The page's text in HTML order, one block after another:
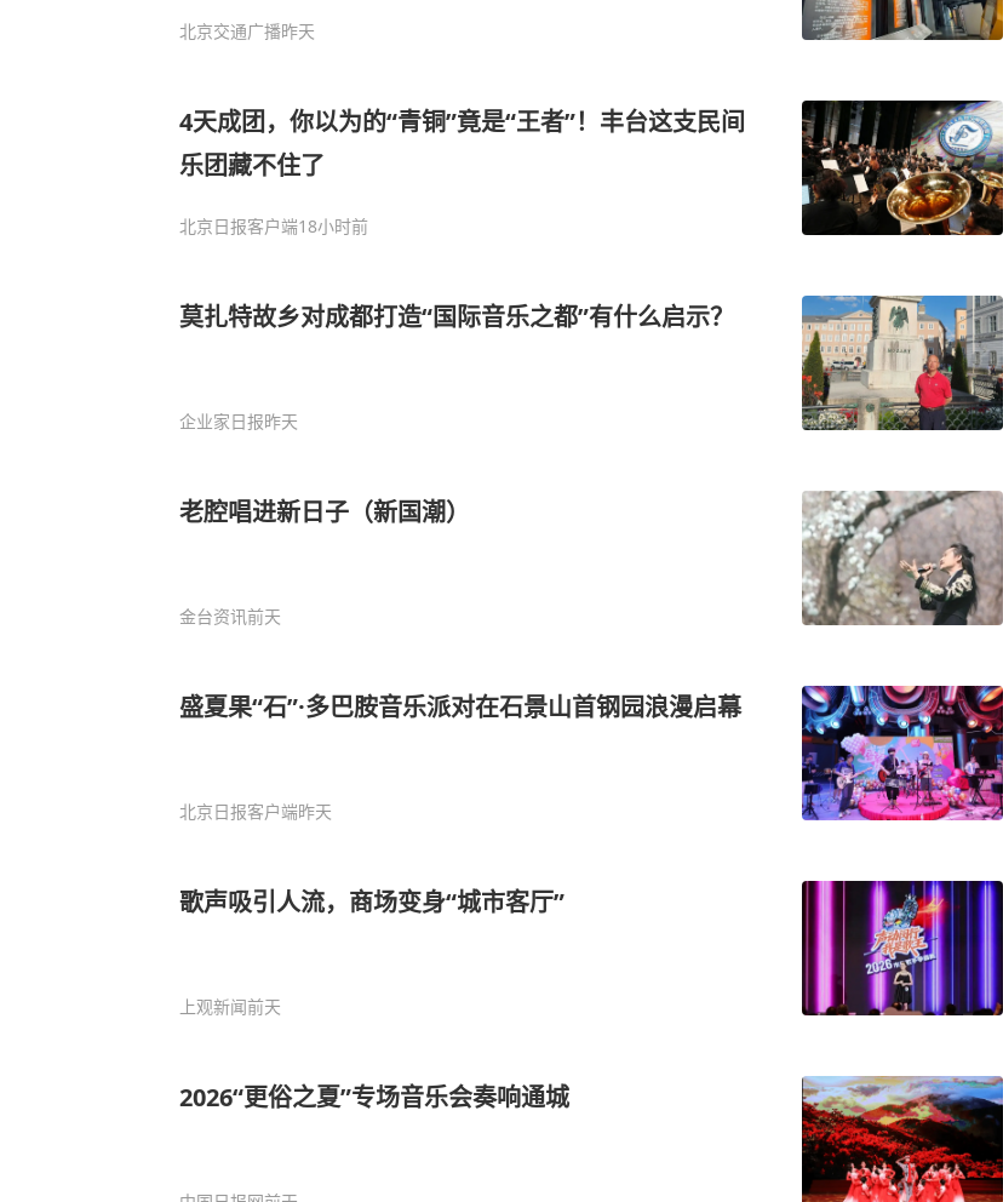
北京交通广播昨天
4天成团，你以为的“青铜”竟是“王者”！丰台这支民间
乐团藏不住了
北京日报客户端18小时前
莫扎特故乡对成都打造“国际音乐之都”有什么启示？
企业家日报昨天
老腔唱进新日子（新国潮）
金台资讯前天
盛夏果“石”·多巴胺音乐派对在石景山首钢园浪漫启幕
北京日报客户端昨天
歌声吸引人流，商场变身“城市客厅”
上观新闻前天
2026“更俗之夏”专场音乐会奏响通城